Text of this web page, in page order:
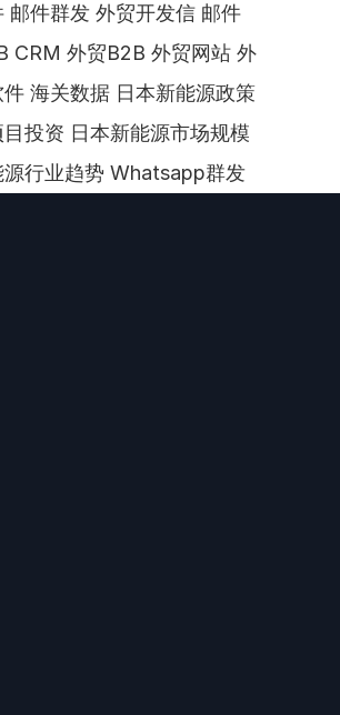
邮件群发 外贸开发信 邮件
CRM 外贸B2B 外贸网站 外
海关数据 日本新能源政策
投资 日本新能源市场规模
源行业趋势 Whatsapp群发